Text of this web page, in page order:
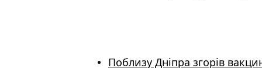
Поблизу Дніпра згорів